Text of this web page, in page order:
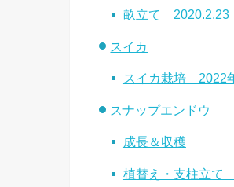
畝立て 2020.2.23
スイカ
スイカ栽培 2022
スナップエンドウ
成長＆収穫
植替え・支柱立て